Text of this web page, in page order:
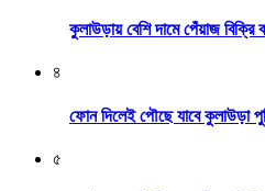
কুলাউড়ায় বেশি দামে পেঁয়াজ বিক্রি
৪
ফোন দিলেই পৌছে যাবে কুলাউড়া
৫